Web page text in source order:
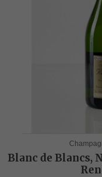
Blanc de Blancs,